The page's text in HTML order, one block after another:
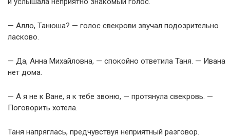
— Алло, Танюша? — голос свекрови звучал подозрительно
ласково.
— Да, Анна Михайловна, — спокойно ответила Таня. — Ивана
нет дома.
— А я не к Ване, я к тебе звоню, — протянула свекровь. —
Поговорить хотела.
Таня напряглась, предчувствуя неприятный разговор.